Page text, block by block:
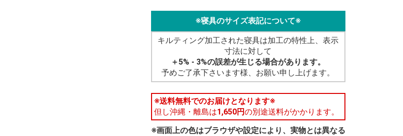
※寝具のサイズ表記について※
キルティング加工された寝具は加工の特性上、表示
寸法に対して
＋5% - 3%の誤差が生じる場合があります。
予めご了承下さいます様、お願い申し上げます。
※送料無料でのお届けとなります※
但し沖縄・離島は1,650円の別途送料がかかります。
※画面上の色はブラウザや設定により、実物とは異なる